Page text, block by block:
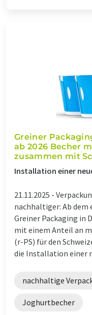
Greiner
ab 2026 Becher
zusammen mit
Installation einer
21.11.2025 -
nachhaltiger: Ab
Greiner Packaging in
mit einem Anteil an
(r-PS) für den
die Installation einer
nachhaltige
Joghurtbecher